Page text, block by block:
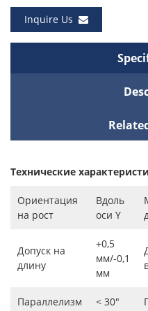
Inquire Us
Технические
Ориентация
на рост
Вдоль
оси Y
Допуск на
длину
+0,5
мм/-0,1
мм
Параллелизм < 30″